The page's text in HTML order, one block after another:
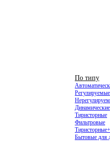
По типу
Регулируемые
Динамические
Тиристорные
Фильтровые
Бытовые для